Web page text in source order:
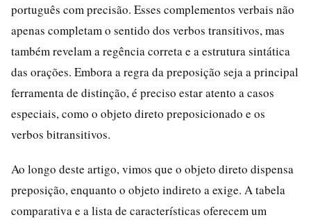
português com precisão. Esses complementos verbais não
apenas completam o sentido dos verbos transitivos, mas
também revelam a regência correta e a estrutura sintática
das orações. Embora a regra da preposição seja a principal
ferramenta de distinção, é preciso estar atento a casos
especiais, como o objeto direto preposicionado e os
verbos bitransitivos.
Ao longo deste artigo, vimos que o objeto direto dispensa
preposição, enquanto o objeto indireto a exige. A tabela
comparativa e a lista de características oferecem um